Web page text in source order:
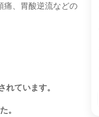
痛、胃酸逆流などの
ています。
。